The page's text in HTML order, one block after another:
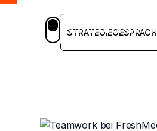
STRATEGIEGESPRÄCH
STRATEGIEGESPRÄCH